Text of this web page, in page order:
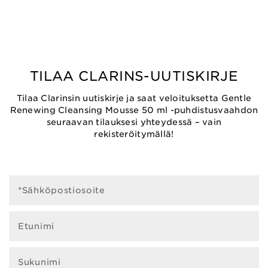
Solaire
Sun Care Cream
UVA/UVB 30
150 ml
Sun Care
FIND THE SUN CARE ROUTINE
Sun Balm
Shampooing
Douche
Après Soleil
150 ml
SHOP NOW
TILAA CLARINS-UUTISKIRJE
Tilaa Clarinsin uutiskirje ja saat veloituksetta Gentle
Renewing Cleansing Mousse 50 ml -puhdistusvaahdon
seuraavan tilauksesi yhteydessä – vain
rekisteröitymällä!
*Sähköpostiosoite
Etunimi
Sukunimi